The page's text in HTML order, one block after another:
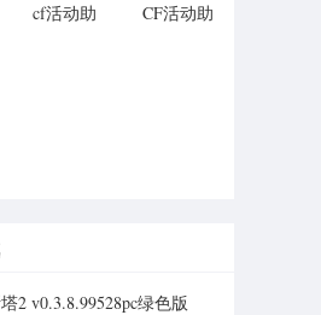
cf活动助
CF活动助
2 v0.3.8.99528pc绿色版